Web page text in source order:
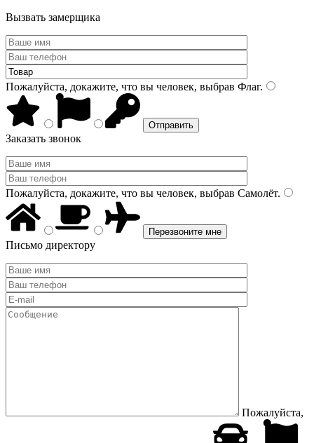
Вызвать замерщика
Пожалуйста, докажите, что вы человек, выбрав Флаг.
Заказать звонок
Пожалуйста, докажите, что вы человек, выбрав Самолёт.
Письмо директору
Пожалуйста,